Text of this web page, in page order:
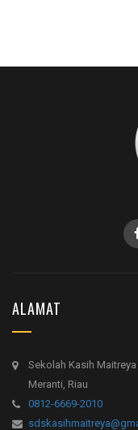
ALAMAT
Sekolah Kasih
Meranti, Riau
0812-6669-2010